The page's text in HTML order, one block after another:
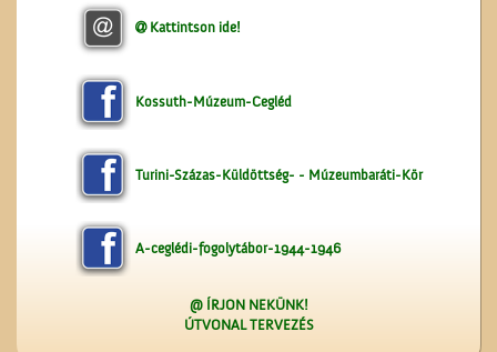
Csoport
Kattintson ide!
Kossuth-Múzeum-Cegléd
Turini-Százas-Küldöttség- - Múzeumbaráti-Kör
A-ceglédi-fogolytábor-1944-1946
@ ÍRJON NEKÜNK!
ÚTVONAL TERVEZÉS